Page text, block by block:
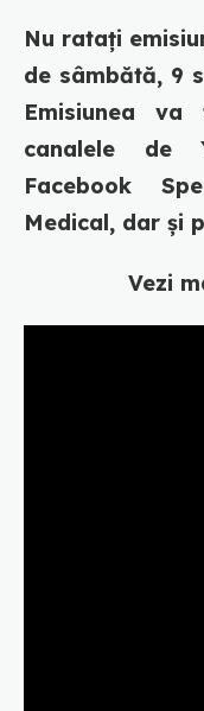
Nu ratați
de sâmbătă, 9
Emisiunea
canalele de
Facebook
Medical, dar și
Vezi